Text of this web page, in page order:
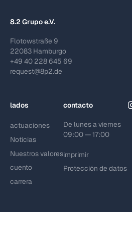
8.2 Grupo e.V.
Flotowstraße 9
22083 Hamburgo
+49 40 228 645 69
request@8p2.de
lados
actuaciones
Noticias
Nuestros valores
cuento
carrera
contacto
De lunes a viernes
09:00 — 17:00
imprimir
Protección de datos